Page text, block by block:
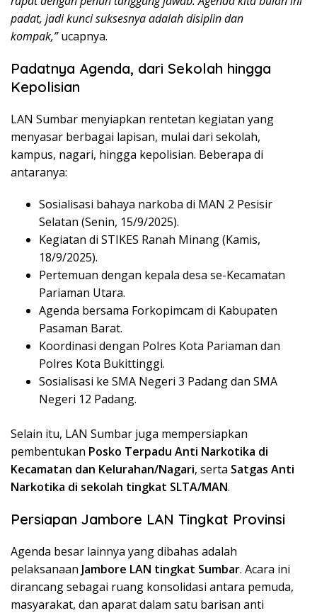
padat, jadi kunci suksesnya adalah disiplin dan
kompak,”ucapnya.
Padatnya Agenda, dari Sekolah hingga
Kepolisian
LAN Sumbar menyiapkan rentetan kegiatan yang
menyasar berbagai lapisan, mulai dari sekolah,
kampus, nagari, hingga kepolisian. Beberapa di
antaranya:
Sosialisasi bahaya narkoba di MAN 2 Pesisir
Selatan (Senin, 15/9/2025).
Kegiatan di STIKES Ranah Minang (Kamis,
18/9/2025).
Pertemuan dengan kepala desa se-Kecamatan
Pariaman Utara.
Agenda bersama Forkopimcam di Kabupaten
Pasaman Barat.
Koordinasi dengan Polres Kota Pariaman dan
Polres Kota Bukittinggi.
Sosialisasi ke SMA Negeri 3 Padang dan SMA
Negeri 12 Padang.
Selain itu, LAN Sumbar juga mempersiapkan
pembentukan Posko Terpadu Anti Narkotika di
Kecamatan dan Kelurahan/Nagari, serta Satgas Anti
Narkotika di sekolah tingkat SLTA/MAN.
Persiapan Jambore LAN Tingkat Provinsi
Agenda besar lainnya yang dibahas adalah
pelaksanaan Jambore LAN tingkat Sumbar. Acara ini
dirancang sebagai ruang konsolidasi antara pemuda,
masyarakat, dan aparat dalam satu barisan anti